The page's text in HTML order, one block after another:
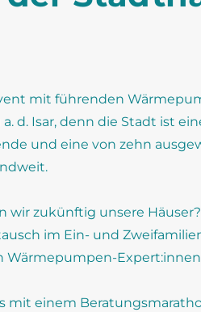
mit führenden
d. Isar, denn die Stadt ist
und eine von zehn
wir zukünftig unsere
im Ein- und
Wärmepumpen-
mit einem